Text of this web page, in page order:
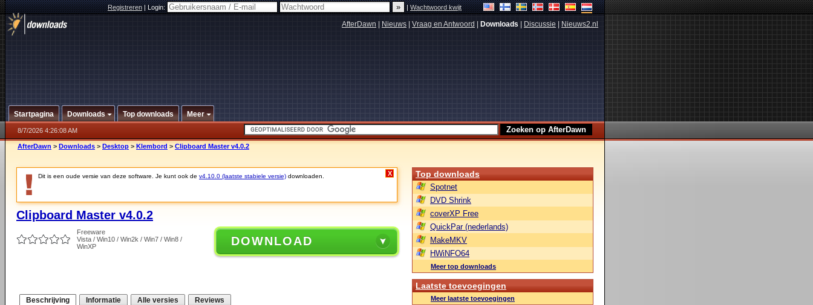
Registreren|Login: |Wachtwoord kwijt
AfterDawn Nieuws Vraag en Antwoord Downloads Discussie Nieuws2.nl
Startpagina Downloads Top downloads Meer
8/7/2026 4:26:08 AM
AfterDawn > Downloads > Desktop > Klembord > Clipboard Master v4.0.2
Dit is een oude versie van deze software. Je kunt ook de v4.10.0 (laatste stabiele versie) downloaden. X
Clipboard Master v4.0.2
Freeware
Vista / Win10 / Win2k / Win7 / Win8 /
WinXP
DOWNLOAD
Beschrijving Informatie Alle versies Reviews
Top downloads
Spotnet
DVD Shrink
coverXP Free
QuickPar (nederlands)
MakeMKV
HWiNFO64
Meer top downloads
Laatste toevoegingen
Meer laatste toevoegingen